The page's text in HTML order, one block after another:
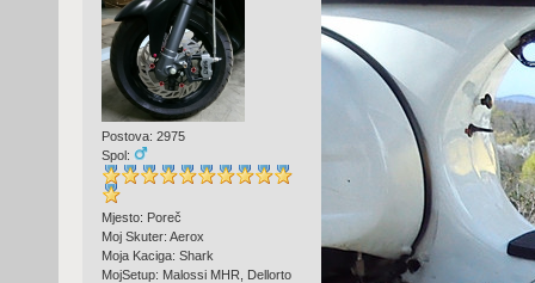
Postova: 2975
Spol:
Mjesto: Poreč
Moj Skuter: Aerox
Moja Kaciga: Shark
MojSetup: Malossi MHR, Dellorto